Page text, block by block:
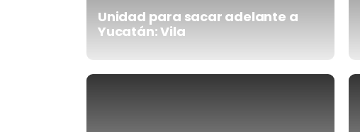
Unidad para sacar adelante a
Yucatán: Vila